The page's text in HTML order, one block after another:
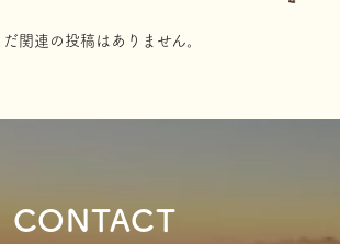
だ関連の投稿はありません。
CONTACT